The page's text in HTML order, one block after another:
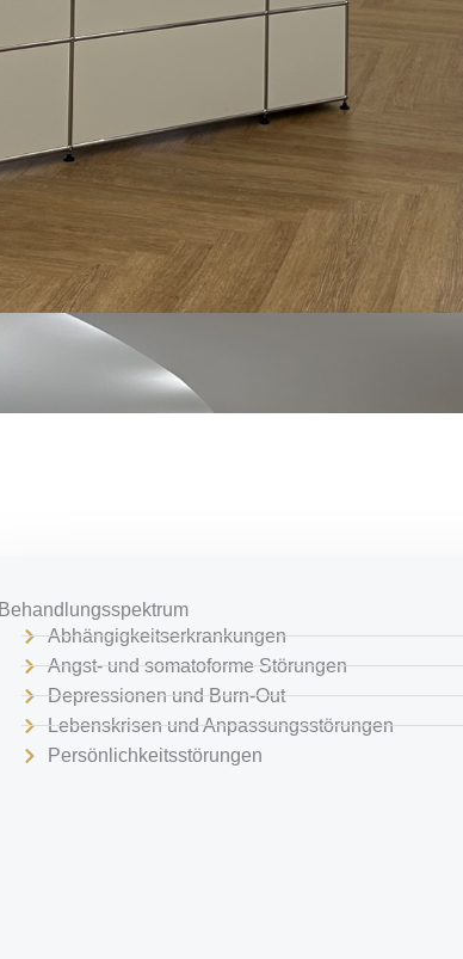
Behandlungsspektrum
Abhängigkeitserkrankungen
Angst- und somatoforme Störungen
Depressionen und Burn-Out
Lebenskrisen und Anpassungsstörungen
Persönlichkeitsstörungen